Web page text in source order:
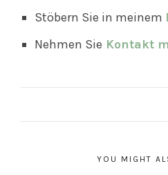
Stöbern Sie in meinem
Nehmen Sie Kontakt
YOU MIGHT